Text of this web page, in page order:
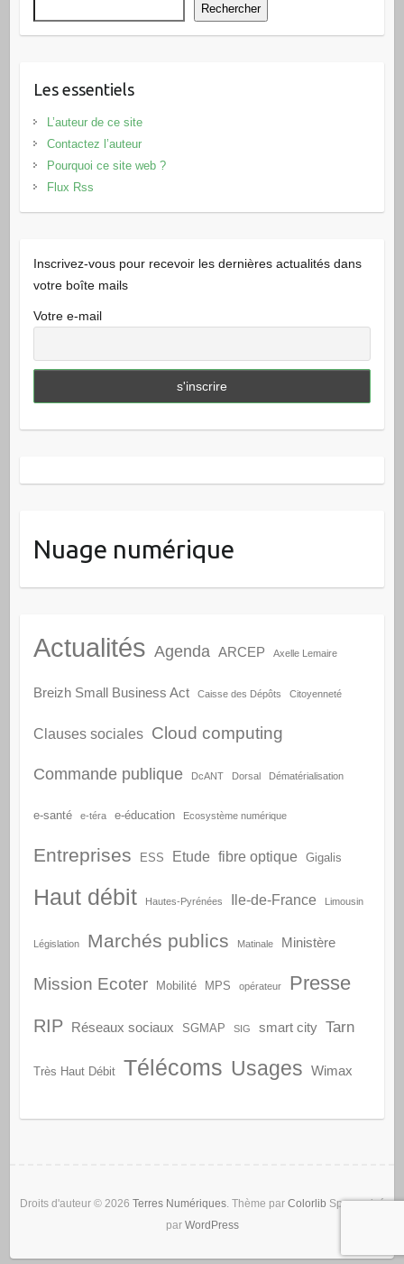
Rechercher
Les essentiels
L’auteur de ce site
Contactez l’auteur
Pourquoi ce site web ?
Flux Rss
Inscrivez-vous pour recevoir les dernières actualités dans
votre boîte mails
Votre e-mail
Nuage numérique
Actualités Agenda ARCEP Axelle Lemaire
Breizh Small Business Act Caisse des Dépôts Citoyenneté
Clauses sociales Cloud computing
Commande publique DcANT Dorsal Dématérialisation
e-santé e-téra e-éducation Ecosystème numérique
Entreprises ESS Etude fibre optique Gigalis
Haut débit Hautes-Pyrénées Ile-de-France Limousin
Législation Marchés publics Matinale Ministère
Mission Ecoter Mobilité MPS opérateur Presse
RIP Réseaux sociaux SGMAP SIG smart city Tarn
Très Haut Débit Télécoms Usages Wimax
Droits d'auteur © 2026 Terres Numériques. Thème par Colorlib Sponsorisé
par WordPress